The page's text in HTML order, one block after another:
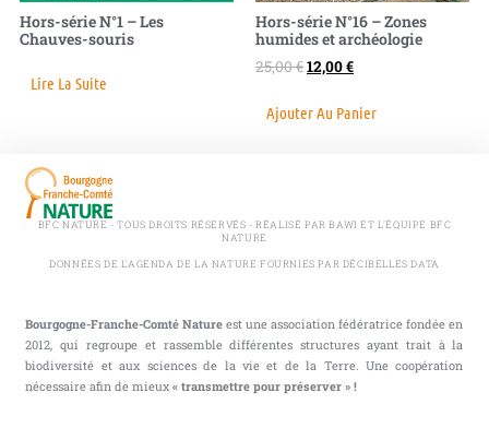
Hors-série N°1 – Les
Chauves-souris
Lire La Suite
Hors-série N°16 – Zones
humides et archéologie
25,00€12,00€
Ajouter Au Panier
BFC NATURE - TOUS DROITS RÉSERVÉS - RÉALISÉ PAR BAWI ET L'ÉQUIPE BFC
NATURE
DONNÉES DE L'AGENDA DE LA NATURE FOURNIES PAR DÉCIBELLES DATA
Bourgogne-Franche-Comté Nature est une association fédératrice fondée en
2012, qui regroupe et rassemble différentes structures ayant trait à la
biodiversité et aux sciences de la vie et de la Terre. Une coopération
nécessaire afin de mieux« transmettre pour préserver » !